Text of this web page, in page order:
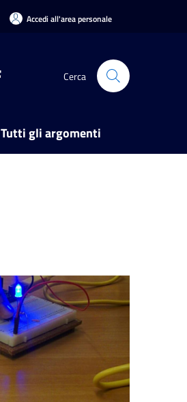
Accedi all'area personale
Cerca
Tutti gli argomenti